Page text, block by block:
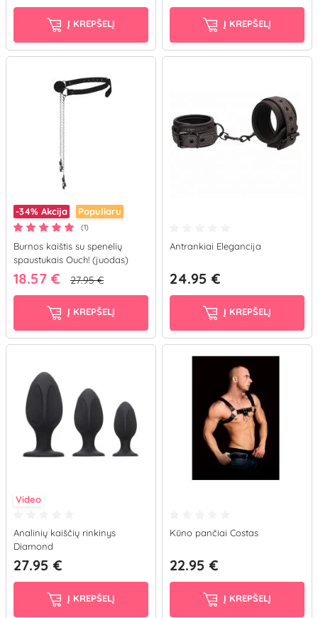
Į KREPŠELĮ Į KREPŠELĮ
-34% Akcija Populiaru
(1)
Burnos kaištis su spenelių
spaustukais Ouch! (juodas)
18.57 € 27.95 €
Į KREPŠELĮ
Antrankiai Elegancija
24.95 €
Į KREPŠELĮ
Video
Analinių kaiščių rinkinys
Diamond
27.95 €
Į KREPŠELĮ
Kūno pančiai Costas
22.95 €
Į KREPŠELĮ